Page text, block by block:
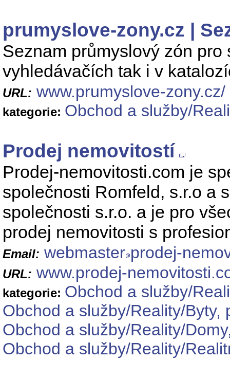
prumyslove-zony.cz |
Seznam průmyslový zón
vyhledávačích tak i v
URL: www.prumyslove-zony.cz/
kategorie: Obchod a služby/
Prodej nemovitostí
Prodej-nemovitosti.com je
společnosti Romfeld, s.r.o a
společnosti s.r.o. a je pro
prodej nemovitosti s
Email: webmaster prodej-
URL: www.prodej-
kategorie: Obchod a služby/
Obchod a služby/Reality/Byty,
Obchod a služby/Reality/
Obchod a služby/Reality/